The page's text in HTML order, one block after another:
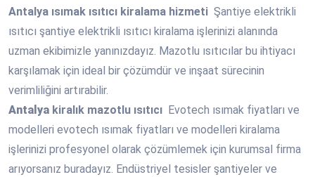
Antalya ısımak ısıtıcı kiralama hizmeti Şantiye elektrikli
ısıtıcı şantiye elektrikli ısıtıcı kiralama işlerinizi alanında
uzman ekibimizle yanınızdayız. Mazotlu ısıtıcılar bu ihtiyacı
karşılamak için ideal bir çözümdür ve inşaat sürecinin
verimliliğini artırabilir.
Antalya kiralık mazotlu ısıtıcı Evotech ısımak fiyatları ve
modelleri evotech ısımak fiyatları ve modelleri kiralama
işlerinizi profesyonel olarak çözümlemek için kurumsal firma
arıyorsanız buradayız. Endüstriyel tesisler şantiyeler ve